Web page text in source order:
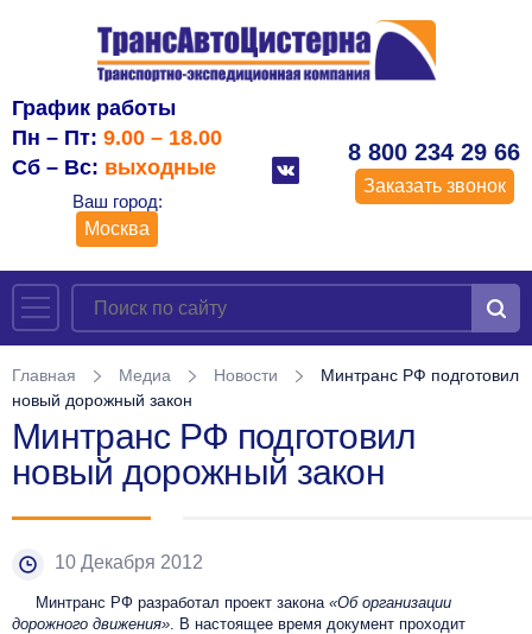
График работы
Пн – Пт: 9.00 – 18.00
Сб – Вс: выходные
Ваш город:
Москва
8 800 234 29 66
Заказать звонок
Главная Медиа Новости
Минтранс РФ подготовил
новый дорожный закон
Минтранс РФ подготовил
новый дорожный закон
10 Декабря 2012
Минтранс РФ разработал проект закона «Об организации
дорожного движения» . В настоящее время документ проходит